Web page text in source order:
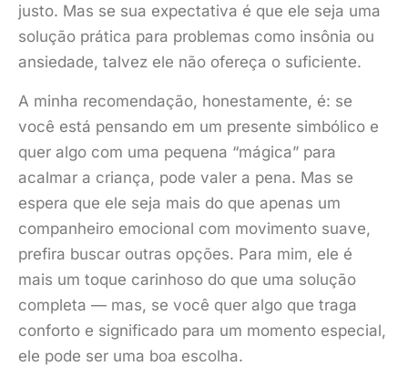
justo. Mas se sua expectativa é que ele seja uma
solução prática para problemas como insônia ou
ansiedade, talvez ele não ofereça o suficiente.
A minha recomendação, honestamente, é: se
você está pensando em um presente simbólico e
quer algo com uma pequena “mágica” para
acalmar a criança, pode valer a pena. Mas se
espera que ele seja mais do que apenas um
companheiro emocional com movimento suave,
prefira buscar outras opções. Para mim, ele é
mais um toque carinhoso do que uma solução
completa — mas, se você quer algo que traga
conforto e significado para um momento especial,
ele pode ser uma boa escolha.